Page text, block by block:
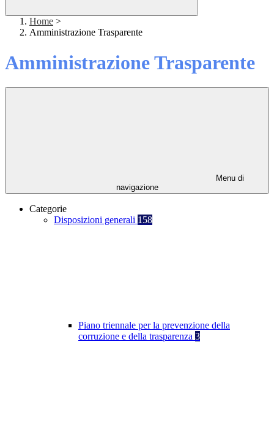
Home >
Amministrazione Trasparente
Amministrazione Trasparente
Menu di
navigazione
Categorie
Disposizioni generali 158
Piano triennale per la prevenzione della
corruzione e della trasparenza 3